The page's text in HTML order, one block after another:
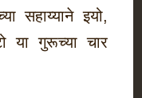
सहाय्याने इयो,
या गुरूच्या चार